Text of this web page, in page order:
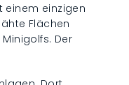
einem einzigen
Flächen
Der